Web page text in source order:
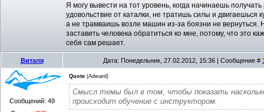
Я могу вывести на тот уровень, когда начинаешь
удовольствие от каталки, не тратишь силы и двигаешься
а не трамваишь возле машин из-за боязни не вернуться.
заставить человека обратиться ко мне, потому, что это
себя сам решает.
Виталя Дата: Понедельник, 27.02.2012, 15:36 | Сообщение #
Сообщений: 49
Quote (Adward)
Смысл темы был в том, чтобы показать
происходит обучение с инструктором.